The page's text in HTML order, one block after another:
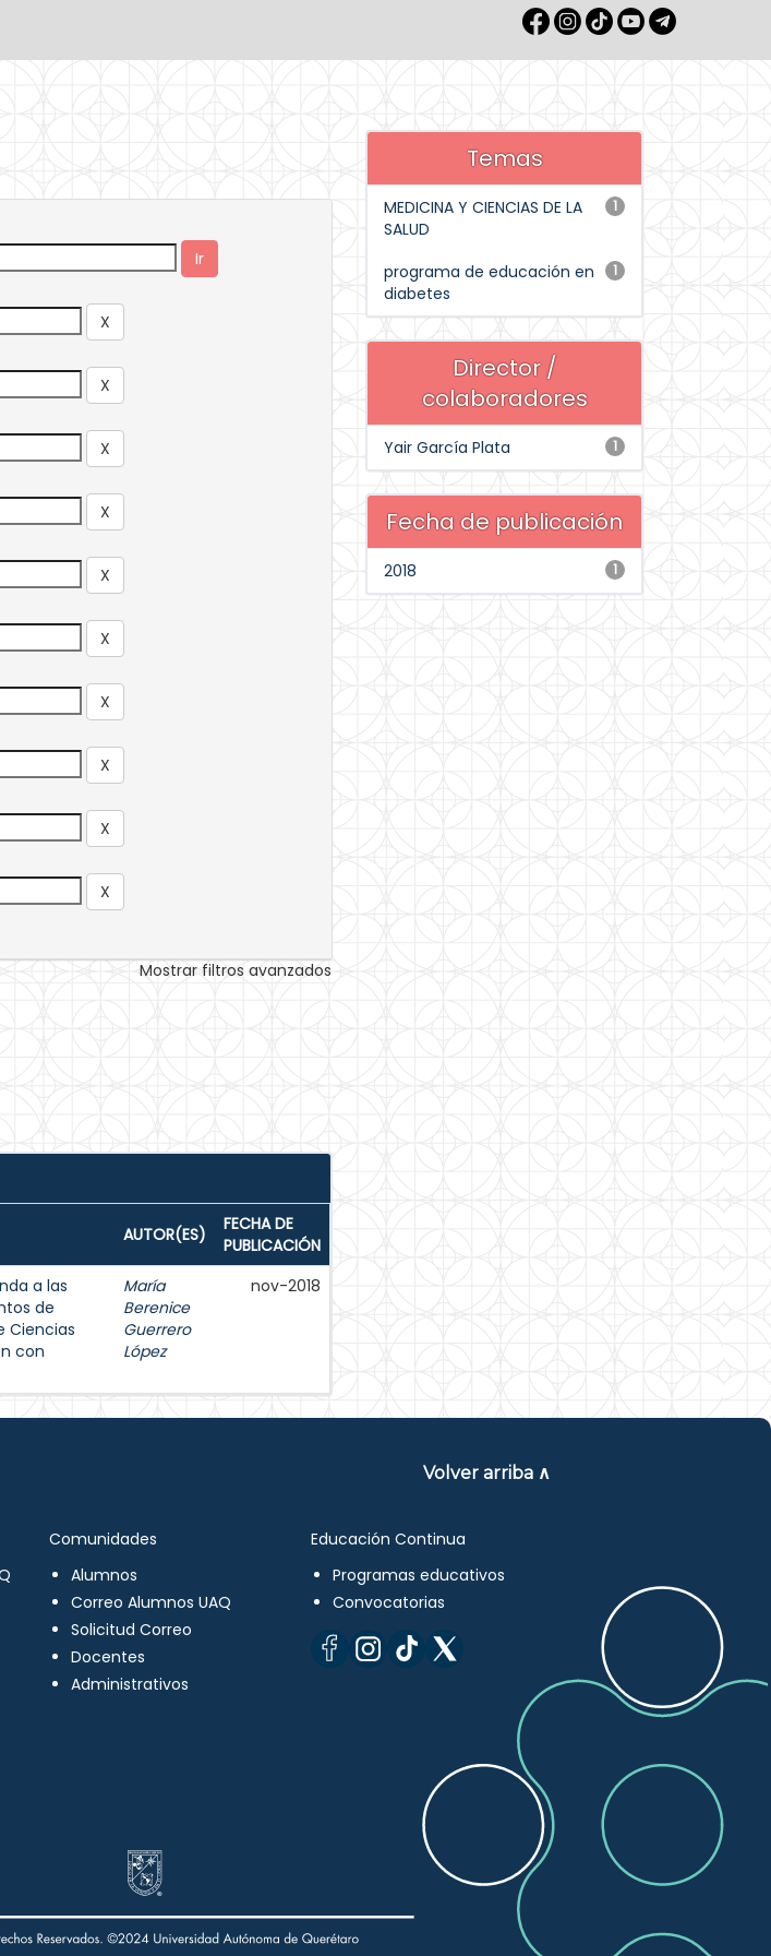
Mostrar filtros avanzados
AUTOR(ES)
FECHA DE
PUBLICACIÓN
a las
de
Ciencias
con
María
Berenice
Guerrero
López
nov-2018
Temas
1
MEDICINA Y CIENCIAS DE LA
SALUD
1
programa de educación en
diabetes
Director /
colaboradores
1
Yair García Plata
Fecha de publicación
1
2018
Volver arriba ∧
Comunidades
Alumnos
Correo Alumnos UAQ
Solicitud Correo
Docentes
Administrativos
Educación Continua
Programas educativos
Convocatorias